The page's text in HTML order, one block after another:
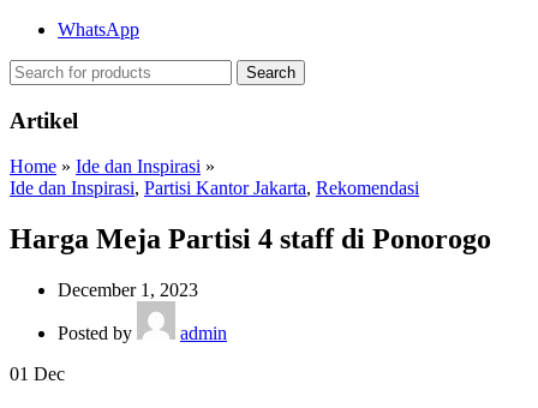
WhatsApp
Search
Artikel
Home » Ide dan Inspirasi »
Ide dan Inspirasi, Partisi Kantor Jakarta, Rekomendasi
Harga Meja Partisi 4 staff di Ponorogo
December 1, 2023
Posted by
admin
01 Dec